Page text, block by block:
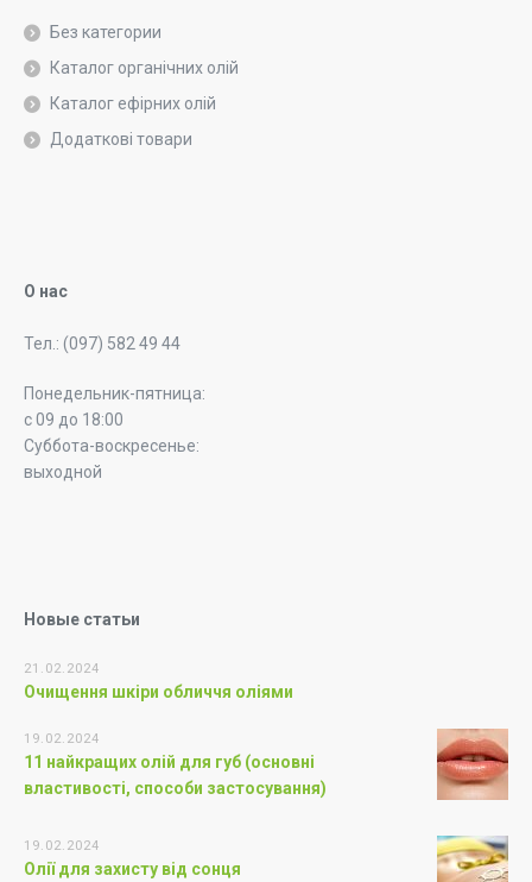
Без категории
Каталог органічних олій
Каталог ефірних олій
Додаткові товари
О нас
Тел.: (097) 582 49 44
Понедельник-пятница:
с 09 до 18:00
Суббота-воскресенье:
выходной
Новые статьи
21.02.2024
Очищення шкіри обличчя оліями
19.02.2024
11 найкращих олій для губ (основні
властивості, способи застосування)
19.02.2024
Олії для захисту від сонця